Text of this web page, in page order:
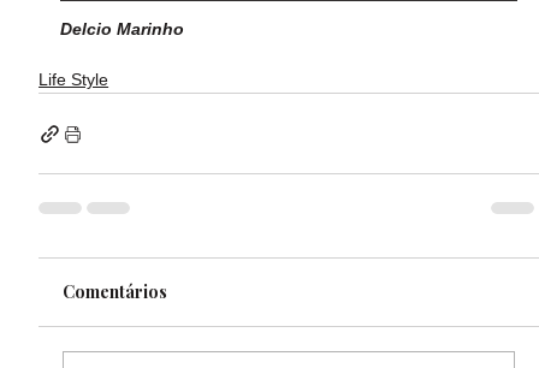
Delcio Marinho
Life Style
Comentários